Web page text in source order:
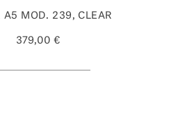
A5 MOD. 239, CLEAR
379,00 €